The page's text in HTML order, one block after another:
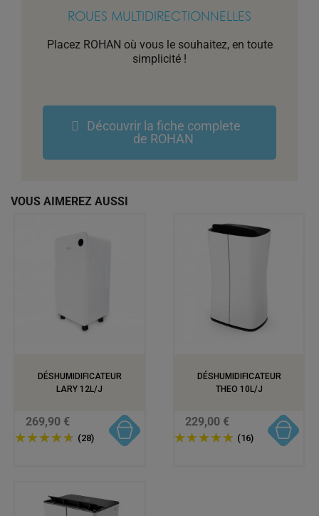
ROUES MULTIDIRECTIONNELLES
Placez ROHAN où vous le souhaitez, en toute
simplicité !
Découvrir la fiche complete
de ROHAN
VOUS AIMEREZ AUSSI
DÉSHUMIDIFICATEUR
LARY 12L/J
(28)
269,90 €
DÉSHUMIDIFICATEUR
THEO 10L/J
(16)
229,00 €